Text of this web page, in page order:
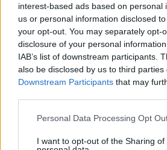
interest-based ads based on personal
us or personal information disclosed
your opt-out. You may separately opt-
disclosure of your personal
IAB’s list of downstream participants.
also be disclosed by us to third parties
Downstream Participants that may
Personal Data Processing Opt
I want to opt-out of the Sharing of